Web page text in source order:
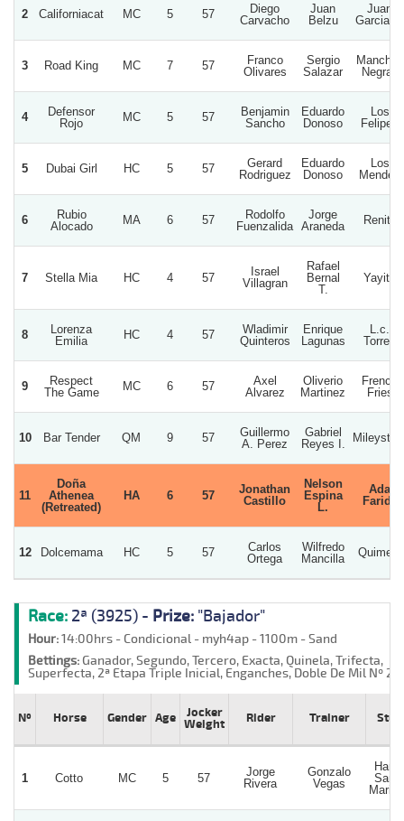
2 Californiacat MC 5 57
Diego
Carvacho
Juan
Belzu
Juan
Garcia V.
3 Road King MC 7 57
Franco
Olivares
Sergio
Salazar
Manchas
Negras
4
Defensor
Rojo
MC 5 57
Benjamin
Sancho
Eduardo
Donoso
Los
Felipes
5 Dubai Girl HC 5 57
Gerard
Rodriguez
Eduardo
Donoso
Los
Mendez
6
Rubio
Alocado
MA 6 57
Rodolfo
Fuenzalida
Jorge
Araneda
Renita
7 Stella Mia HC 4 57
Israel
Villagran
Rafael
Bernal
T.
Yayita
8
Lorenza
Emilia
HC 4 57
Wladimir
Quinteros
Enrique
Lagunas
L.c.
Torres
9
Respect
The Game
MC 6 57
Axel
Alvarez
Oliverio
Martinez
French
Fries
10 Bar Tender QM 9 57
Guillermo
A. Perez
Gabriel
Reyes I.
11
Doña
Athenea
(Retreated)
HA 6 57
Jonathan
Castillo
Nelson
Espina
L.
Ada
Faride
12 Dolcemama HC 5 57
Carlos
Ortega
Wilfredo
Mancilla
Quimera
Race: 2ª (3925) - Prize: "Bajador"
Hour:14:00hrs - Condicional - myh4ap - 1100m - Sand
Bettings:Ganador, Segundo, Tercero, Exacta, Quinela, Trifecta,
Superfecta, 2ª Etapa Triple Inicial, Enganches, Doble De Mil Nº 2
Nº Horse Gender Age
Jocker
Weight
Rider Trainer Stud
1 Cotto MC 5 57
Jorge
Rivera
Gonzalo
Vegas
Haras
Santa